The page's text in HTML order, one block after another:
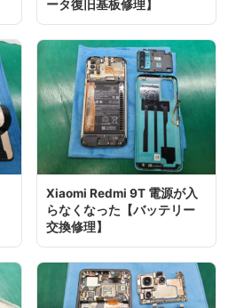
ータ復旧基板修理】
Xiaomi Redmi 9T 電源が入
らなくなった【バッテリー
交換修理】